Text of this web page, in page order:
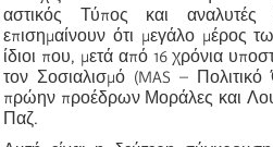
αστικός Τύπος και
επισημαίνουν ότι μεγάλο μέρος
ίδιοι που, μετά από 16 χρόνια
τον Σοσιαλισμό (MAS –
πρώην προέδρων Μοράλες και
Παζ.